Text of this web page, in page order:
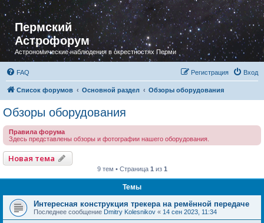
Пермский
Астрофорум
Астрономические наблюдения в окрестностях Перми
FAQ Вход
Регистрация
Список форумов Основной раздел Обзоры оборудования
Обзоры оборудования
Правила форума
Здесь представлены обзоры и фотографии нашего оборудования.
Новая тема
9 тем • Страница 1 из 1
Темы
Интересная конструкция трекера на ремённой передаче
Последнее сообщение Dmitry Kolesnikov « 14 сен 2023, 11:34